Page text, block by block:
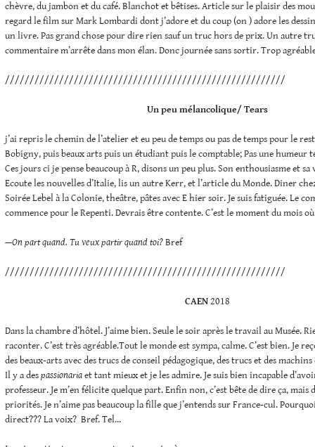
chèvre, du jambon et du café. Blanchot et bêtises. Article sur le plaisir des
regard le film sur Mark Lombardi dont j’adore et du coup (on ) adore les
un livre. Pas grand chose pour dire rien sauf un truc hors de prix. Un autre
commentaire m’arrête dans mon élan. Donc journée sans sortir. Trop
/////////////////////////////////////////////////////////
Un peu mélancolique/ Tears
j’ai repris le chemin de l’atelier et eu peu de temps ou pas de temps pour le
Bobigny, puis beaux arts puis un étudiant puis le comptable; Pas une humeur
Ces jours ci je pense beaucoup à R, disons un peu plus. Son enthousiasme et
Ecoute les nouvelles d’Italie, lis un autre Kerr, et l’article du Monde. Diner
Soirée Lebel à la Colonie, theâtre, pâtes avec E hier soir. Je suis fatiguée. Le
commence pour le Repenti. Devrais être contente. C’est le moment du mois
—On part quand. Tu veux partir quand toi?Bref
/////////////////////////////////////////////////////////
CAEN2018
Dans la chambre d’hôtel. J’aime bien. Seule le soir après le travail au Musée.
raconter. C’est très agréable.Tout le monde est sympa, calme. C’est bien. Je
des beaux-arts avec des trucs de conseil pédagogique, des trucs et des
Il y a despassionariaet tant mieux et je les admire. Je suis bien incapable
professeur. Je m’en félicite quelque part. Enfin non, c’est bête de dire ça, mais
priorités. Je n’aime pas beaucoup la fille que j’entends sur France-cul.
direct??? La voix? Bref. Tel…